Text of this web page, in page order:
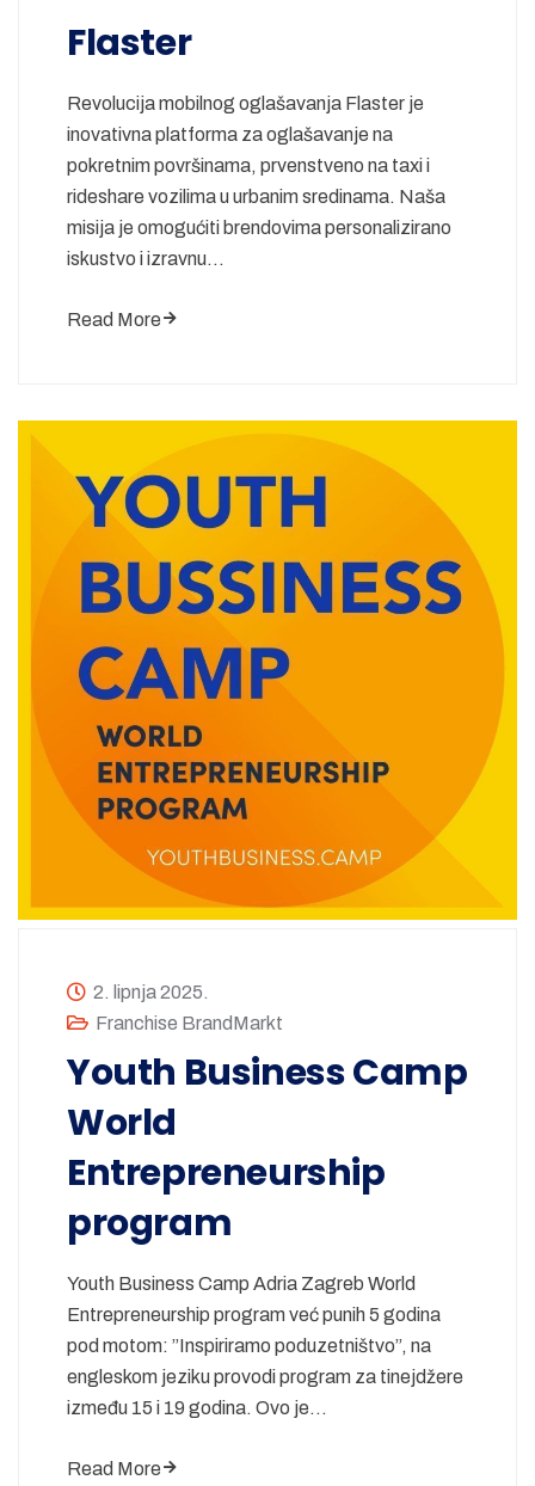
Flaster
Revolucija mobilnog oglašavanja Flaster je
inovativna platforma za oglašavanje na
pokretnim površinama, prvenstveno na taxi i
rideshare vozilima u urbanim sredinama. Naša
misija je omogućiti brendovima personalizirano
iskustvo i izravnu…
Read More
2. lipnja 2025.
Franchise BrandMarkt
Youth Business Camp
World
Entrepreneurship
program
Youth Business Camp Adria Zagreb World
Entrepreneurship program već punih 5 godina
pod motom: ”Inspiriramo poduzetništvo”, na
engleskom jeziku provodi program za tinejdžere
između 15 i 19 godina. Ovo je…
Read More